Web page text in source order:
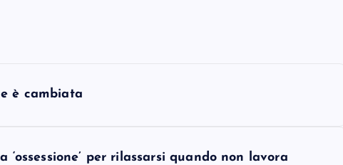
è cambiata
per rilassarsi quando non lavora